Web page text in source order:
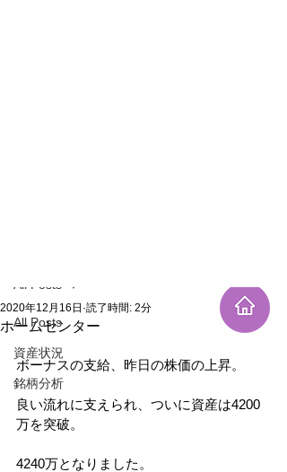
All Posts
資産状況
銘柄分析
All Posts
ホームセンター
2020年12月16日 読了時間: 2分
ボーナスの支給、昨日の株価の上昇。
良い流れに支えられ、ついに資産は4200
万を突破。
4240万となりました。